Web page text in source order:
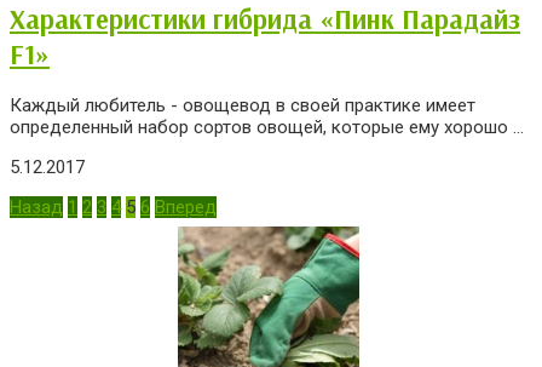
Характеристики гибрида «Пинк Парадайз
F1»
Каждый любитель - овощевод в своей практике имеет
определенный набор сортов овощей, которые ему хорошо ...
5.12.2017
Пагинация
Назад 1 2 3 4 5 6 Вперед